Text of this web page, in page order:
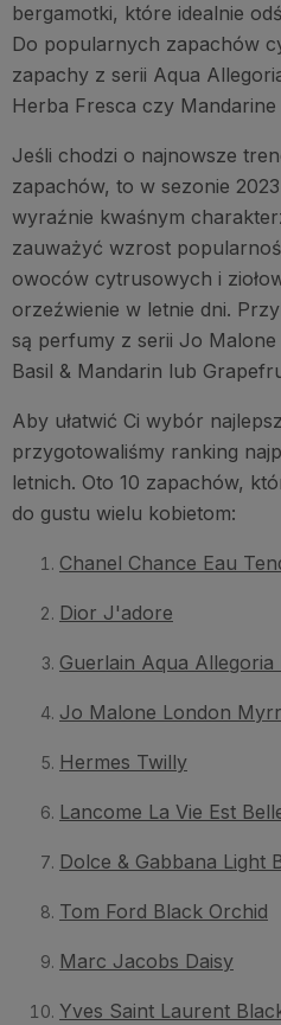
bergamotki, które idealnie
Do popularnych zapachów
zapachy z serii Aqua
Herba Fresca czy Mandarine
Jeśli chodzi o najnowsze
zapachów, to w sezonie
wyraźnie kwaśnym
zauważyć wzrost
owoców cytrusowych i
orzeźwienie w letnie dni.
są perfumy z serii Jo Malone
Basil & Mandarin lub
Aby ułatwić Ci wybór
przygotowaliśmy ranking
letnich. Oto 10 zapachów,
do gustu wielu kobietom:
Chanel Chance Eau
Dior J'adore
Guerlain Aqua Allegoria
Jo Malone London
Hermes Twilly
Lancome La Vie Est
Dolce & Gabbana Light
Tom Ford Black Orchid
Marc Jacobs Daisy
Yves Saint Laurent